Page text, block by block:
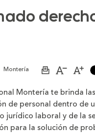
Montería
ImprimirAumentar
de
la
letra
de
la
Montería te brinda
de personal dentro de
jurídico laboral y de la
para la solución de